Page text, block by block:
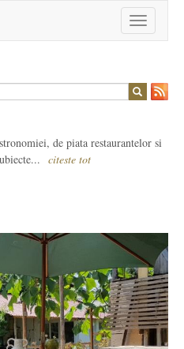
Toggle
navigation
de piata restaurantelor si
citeste tot